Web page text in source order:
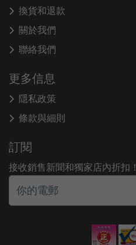
換貨和退款
關於我們
聯絡我們
更多信息
隱私政策
條款與細則
訂閱
接收銷售新聞和獨家店內折扣！